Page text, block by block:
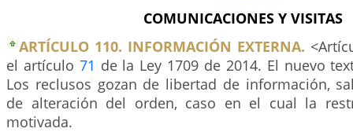
COMUNICACIONES Y VISITAS
ARTÍCULO 110. INFORMACIÓN EXTERNA.
el artículo 71 de la Ley 1709 de 2014. El nuevo
Los reclusos gozan de libertad de información,
de alteración del orden, caso en el cual la
motivada.